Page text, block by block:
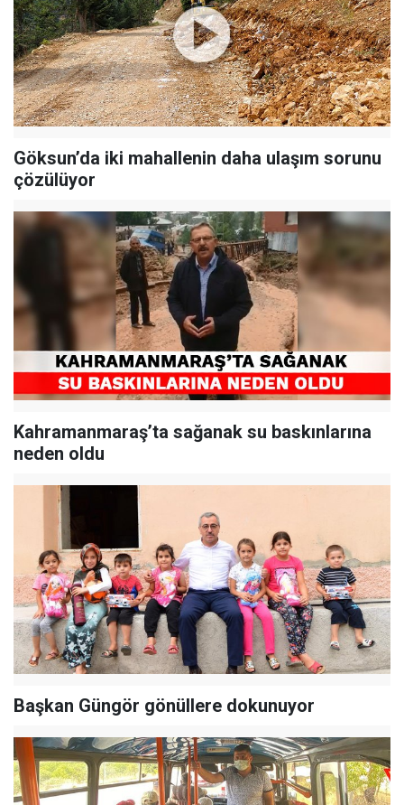
Göksun’da iki mahallenin daha ulaşım sorunu
çözülüyor
Kahramanmaraş’ta sağanak su baskınlarına
neden oldu
Başkan Güngör gönüllere dokunuyor